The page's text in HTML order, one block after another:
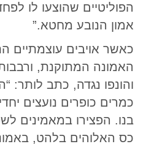
הפוליטיים שהוצעו לו
אמון הנובע מחטא.”
כאשר אויבים עוצמתיים
האמונה המתוקנת,
והונפו נגדה, כתב לותר:
כמרים כופרים נועצים
בנו. הפצירו במאמינים
כס האלוהים בלהט,